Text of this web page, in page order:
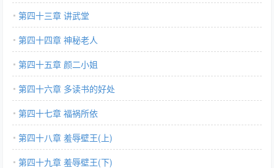
第四十三章 讲武堂
第四十四章 神秘老人
第四十五章 颜二小姐
第四十六章 多读书的好处
第四十七章 福祸所依
第四十八章 羞辱壁王(上)
第四十九章 羞辱壁王(下)